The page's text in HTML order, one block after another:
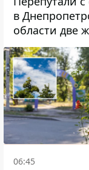
в
области две
отравились
06:45